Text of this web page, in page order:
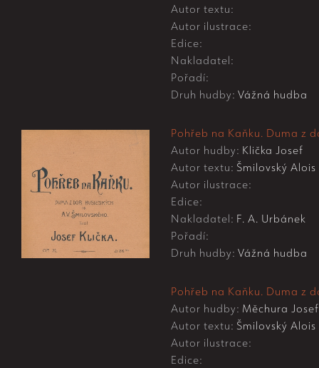
Autor textu:
Autor ilustrace:
Edice:
Nakladatel:
Pořadí:
Druh hudby: Vážná hudba
Pohřeb na Kaňku. Duma z
Autor hudby: Klička Josef
Autor textu: Šmilovský
Autor ilustrace:
Edice:
Nakladatel: F. A. Urbánek
Pořadí:
Druh hudby: Vážná hudba
Pohřeb na Kaňku. Duma z
Autor hudby: Měchura
Autor textu: Šmilovský
Autor ilustrace:
Edice: